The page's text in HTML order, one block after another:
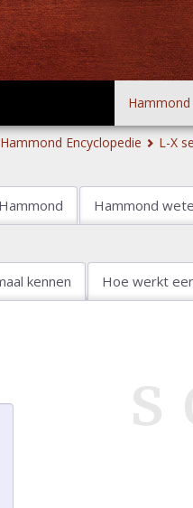
Hammond
Encyclopedie L-X
Hammond
kennen Hoe werkt
S